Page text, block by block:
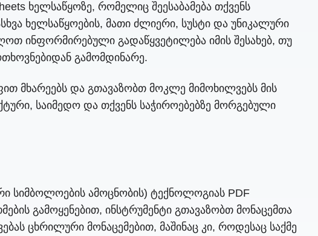
ხელსაწყოზე, რომელიც შეესაბამება თქვენს
ხელსაწყოების, მათი ძლიერი, სუსტი და უნიკალური
ინფორმირებული გადაწყვეტილება იმის შესახებ, თუ
გამომდინარე.
მხარეებს და გთავაზობთ მოკლე მიმოხილვებს მის
საიმედო და თქვენს საჭიროებებზე მორგებული
სიმბოლოების ამოცნობის) ტექნოლოგიას PDF
გამოყენებით, ინსტრუმენტი გთავაზობთ მონაცემთა
ცხრილური მონაცემებით, მაშინაც კი, როდესაც საქმე